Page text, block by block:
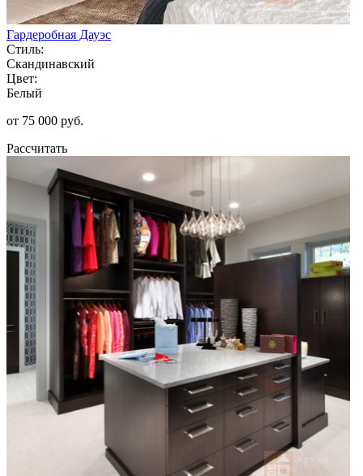
Гардеробная Дауэс
Стиль:
Скандинавский
Цвет:
Белый
от 75 000 руб.
Рассчитать